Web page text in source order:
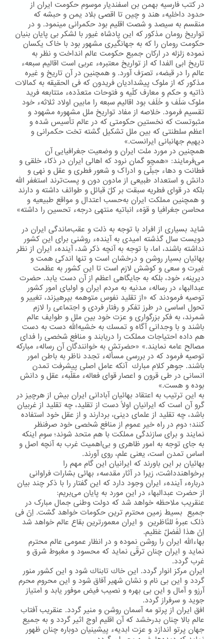
در کتب فارسیه بهمن بن اسفندیار موسوم حکومت ایران از
حدود داخلیهء هند و چین تا اقصی بلاد یمن و حبشه که
منقسم به سیصد و شصت اقلیم بود حکمرانی مینمود. و در
تواریخ رومان مذکور که این پادشاه غیور با لشکر بی پایان بنیان
حکومت رومان را که به جهانگیری مشهور بود با خاک یکسان
نموده زلزله در ارکان جمیع حکومت عالم انداخت و نظر به
تاریخ ابی الفدا که از تواریخ معتبرهء عربی است اقالیم سبعهء
عالم را در قبضهء تصرّف آورد. و همچنین در آن تاریخ و غیره
مذکور که از ملوک پیشدادیان فریدون که فی الحقیقه به کمالات
ذاتیه و حکم و معارف کلّیه و فتوحات متعدّدهء متتابعه فرید
ملوک سَلَف و خَلَف بود اقالیم سبعه را مابین اولاد ثلاثهء خود
تقسیم فرمود. خلاصه از مفاد تواریخ ملل مشهوره مشهود و
مثبوتست که نخستین حکومتی که در عالم تأسیس شده و
اعظم سلطنتی که بین ملل تشکیل گشته تخت حکمرانی و
دیهیم جهانبانی ایرانست.»
همچنین در مورد ملت ایران و وضعیت جغرافیایی آن
می‌فرمایند: «همچو گمان نرود که اهالی ایران در ذکاء خلقی و
فطانت و دهاء جبلّی و ادراک و شعور فطری و عقل و نهی و
دانش و استعداد طبیعی از مادون دون و پست‌ترند استغفر اللّه
بلکه در قوای فطریه سبقت بر کلّ قبائل و طوائف داشته و دارند
و همچنین مملکت ایران به‌حسب اعتدال و مواقع طبیعیه و
محاسن جغرافیا و قوّهء انباتیه منتهی درجهء تحسین را داشته»
شاید بسیاری از افراد با توجه به ذلت و عقب‌ماندگی ایران در
دویست سال گذشته امیدی به آیندهء روشنی برای این كشور
نداشته باشند، اما، با توجه به آنچه ذكر شد، آیندهء ایران از نظر
بهائیان بسیار روشن و درخشان است و تنها اندكی همت و
غیرت و سعی و كوشش لازم است تا این كشور به عظمت
دیرینهء خود، بلكه به جایگاهی اعظم از آن دست یابد. حضرت
عبدالبهاء در رسالهء مدنیه به مردم ایران و اولیای امور كشور
توصیه فرمودند كه «از تقلید نفوس متوهمه بپرهیزند، تغییر و
تحول اساسی در طرز تفكر و رفتار فردی و اجتماعی را لازم
شمرند، به فكر بزرگواری و عزت خود بین ملل و طوایف عالم
باشند و با وجدانی آگاه و تمسك به خشیه‌الله دست به دست
هم داده احتیاجات مملكت را دریابند و منافع شخصی را فدای
مصالح عامه نمایند.» «حضرتش به خوانندگان آن رسالهء مباركه
توصیه فرمود كه در بررسی مسألهء تجدد ناظر به باطن امور
باشند. جوهر كلام مبارك آنكه عامل اصلی پیشرفت تمدن
انسانی در طی قرون و اعصار قوای فعالهء مقلّبهء عقل و دانش
بوده و هست.»
به این ترتیب به اعتقاد بهائیان آبادانی ایران بیش از هرچیز در
گرو آن است كه ایرانیان اولاً دست از تقلید، چه تقلید از غربیان
باشد، چه تقلید از علمای دینی، بردارند و از عقل خود استفاده
كنند؛ دوم در راه خیر عموم از منافع شخصی خود صرفنظر
نمایند و برای سازندگی مملكت با هم متحد شوند؛ سوم اینكه
به جای توجه به امور ظاهری و بی‌اهمیت غرب به آنچه اصل و
اساس تمدن است، یعنی علم، روی آورند.
بهائیان بر این باورند كه ایرانیان این گام مهم را
برخواهندداشت، زیرا در آثار مقدسهء بهائی بشارات فراوانی
دربارهء آیندهء ایران وجود دارد كه این گفتار را با ذكر چند بیان
از حضرت عبدالبهاء در این مورد به پایان می‌بریم:
عنقریب ملاحظه خواهد شد که دولت وطنی جمال مبارک در
جمیع بسیط زمین محترم ترین حکومات خواهد گشت. اِنّ فی
ذلک عبرهً للنّاظرین و ایران معمورترین بقاع عالم خواهد شد
اِنّ هذا لَفَضلٌ عَظیم.
بهاءالله ایران را روشن نموده و در انظار عمومی عالم محترم
نماید و ایران چنان ترقّی نماید که محسود و مغبوط شرق و
غرب گردد.
ایران مركز انوار گردد. این خاك تابناك شود و این كشور منور
گردد و این بی نام و نشان شهیر آفاق شود و این محروم محرم
آرزو و آمال و این بی بهره و نصیب فیض موفور یابد و امتیاز
جوید و سرفراز گردد.
افق ایران از پرتو مه آسمان روشن و منیر گردد. عنقریب آفتاب
عالم بالا چنان بدرخشد كه آن اقلیم اوج اثیر گردد و به جمیع
جهان پرتو اندازد و عزت ابدیهء پیشینیان دوباره چنان ظهور